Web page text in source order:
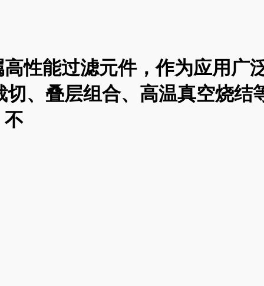
性能过滤元件，作为应用广
、叠层组合、高温真空烧结
不